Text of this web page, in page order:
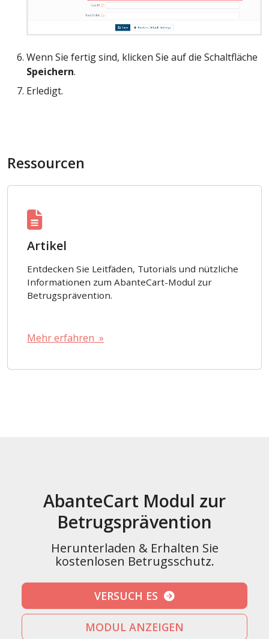
Wenn Sie fertig sind, klicken Sie auf die Schaltfläche
Speichern.
Erledigt.
Ressourcen
Artikel
Entdecken Sie Leitfäden, Tutorials und nützliche
Informationen zum AbanteCart-Modul zur
Betrugsprävention.
Mehr erfahren »
AbanteCart Modul zur
Betrugsprävention
Herunterladen & Erhalten Sie
kostenlosen Betrugsschutz.
VERSUCH ES
MODUL ANZEIGEN